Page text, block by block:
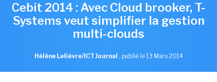
Cebit 2014 : Avec Cloud brooker, T-
Systems veut simplifier la gestion
multi-clouds
Hélène Lelièvre/ICT Journal , publié le 13 Mars 2014